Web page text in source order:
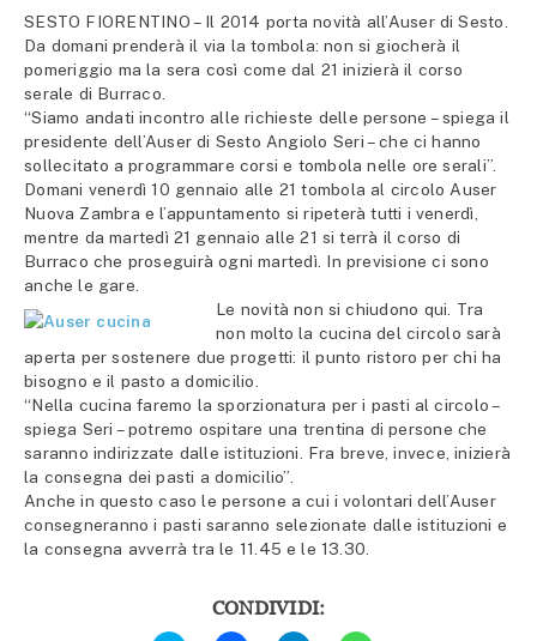
SESTO FIORENTINO – Il 2014 porta novità all’Auser di Sesto.
Da domani prenderà il via la tombola: non si giocherà il
pomeriggio ma la sera così come dal 21 inizierà il corso
serale di Burraco.
“Siamo andati incontro alle richieste delle persone – spiega il
presidente dell’Auser di Sesto Angiolo Seri – che ci hanno
sollecitato a programmare corsi e tombola nelle ore serali”.
Domani venerdì 10 gennaio alle 21 tombola al circolo Auser
Nuova Zambra e l’appuntamento si ripeterà tutti i venerdì,
mentre da martedì 21 gennaio alle 21 si terrà il corso di
Burraco che proseguirà ogni martedì. In previsione ci sono
anche le gare.
Le novità non si chiudono qui. Tra
non molto la cucina del circolo sarà
aperta per sostenere due progetti: il punto ristoro per chi ha
bisogno e il pasto a domicilio.
“Nella cucina faremo la sporzionatura per i pasti al circolo –
spiega Seri – potremo ospitare una trentina di persone che
saranno indirizzate dalle istituzioni. Fra breve, invece, inizierà
la consegna dei pasti a domicilio”.
Anche in questo caso le persone a cui i volontari dell’Auser
consegneranno i pasti saranno selezionate dalle istituzioni e
la consegna avverrà tra le 11.45 e le 13.30.
CONDIVIDI: